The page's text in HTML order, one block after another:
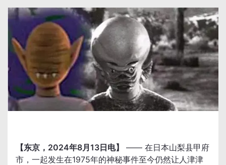
【东京，2024年8月13日电】
—— 在日本山梨县甲府
市，一起发生在1975年的神秘事件至今仍然让人津津